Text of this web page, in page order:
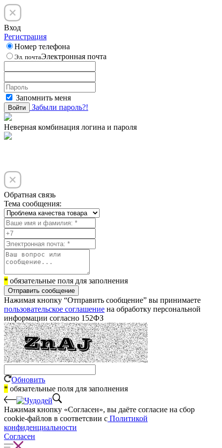
Вход
Регистрация
Номер телефона
Эл. почтаЭлектронная почта
Запомнить меня
Войти Забыли пароль?!
Неверная комбинация логина и пароля
Обратная связь
Тема сообщения:
* обязательные поля для заполнения
Отправить сообщение
Нажимая кнопку “Отправить сообщение” вы принимаете
пользовательское соглашение на обработку персональной
информации согласно 152ФЗ
Обновить
* обязательные поля для заполнения
Нажимая кнопку «Согласен», вы даёте cогласие на сбор
cookie-файлов в соответсвии с Политикой
конфиденциальности
Согласен